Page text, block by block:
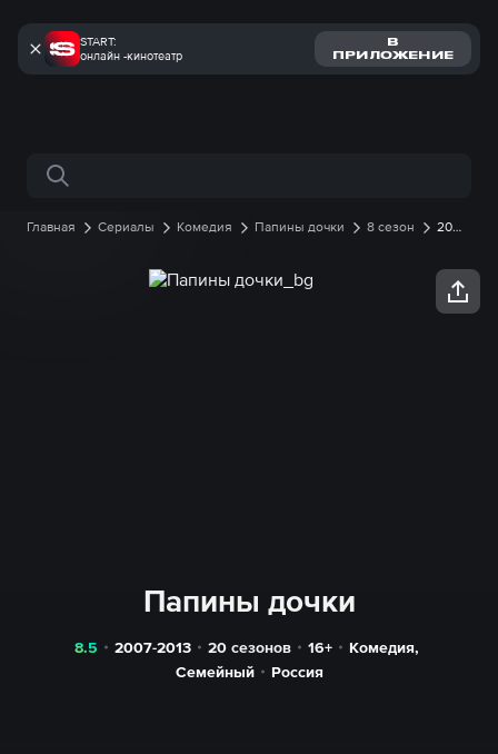
START:
онлайн -кинотеатр
В
ПРИЛОЖЕНИЕ
Поиск по сайту
Главная Сериалы Комедия Папины дочки 8 сезон
20
Папины дочки
8.5 2007-2013 20 сезонов 16+ Комедия,
Семейный
Россия